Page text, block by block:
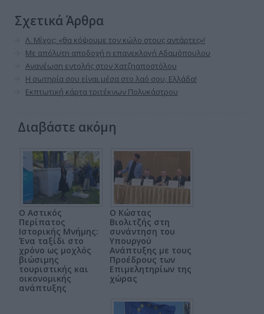
Σχετικά Άρθρα
Λ. Μίχος: «θα κόψουμε τον κώλο στους αντάρτες»!
Με απόλυτη αποδοχή η επανεκλογή Αδαμόπουλου
Ανανέωση εντολής στον Χατζηαποστόλου
Η σωτηρία σου είναι μέσα στο λαό σου, Ελλάδα!
Εκπτωτική κάρτα τριτέκνων Πολυκάστρου
Διαβάστε ακόμη
Ο Αστικός
Περίπατος
Ιστορικής Μνήμης:
Ένα ταξίδι στο
χρόνο ως μοχλός
βιώσιμης
τουριστικής και
οικονομικής
ανάπτυξης
Ο Κώστας
Βιολιτζής στη
συνάντηση του
Υπουργού
Ανάπτυξης με τους
Προέδρους των
Επιμελητηρίων της
χώρας